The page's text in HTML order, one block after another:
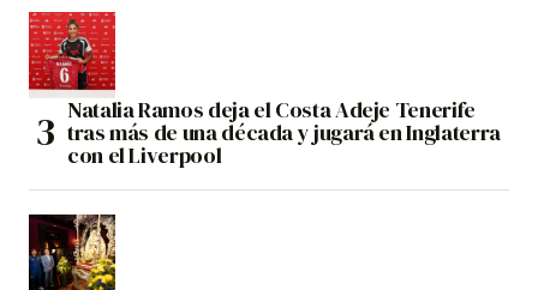
Natalia Ramos deja el Costa Adeje Tenerife
tras más de una década y jugará en Inglaterra
con el Liverpool